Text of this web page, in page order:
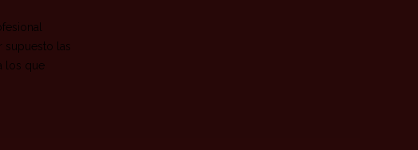
supuesto las
los que